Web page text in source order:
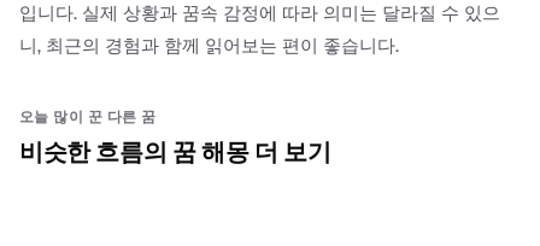
입니다. 실제 상황과 꿈속 감정에 따라 의미는 달라질 수 있으
니, 최근의 경험과 함께 읽어보는 편이 좋습니다.
오늘 많이 꾼 다른 꿈
비슷한 흐름의 꿈 해몽 더 보기